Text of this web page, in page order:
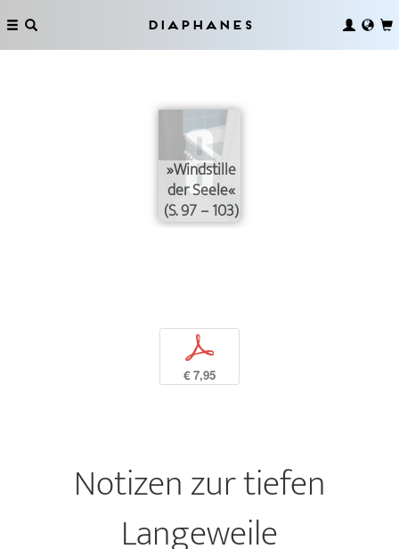
Diaphanes
»Windstille
der Seele«
(S. 97 – 103)
p
€ 7,95
Notizen zur tiefen
Langeweile